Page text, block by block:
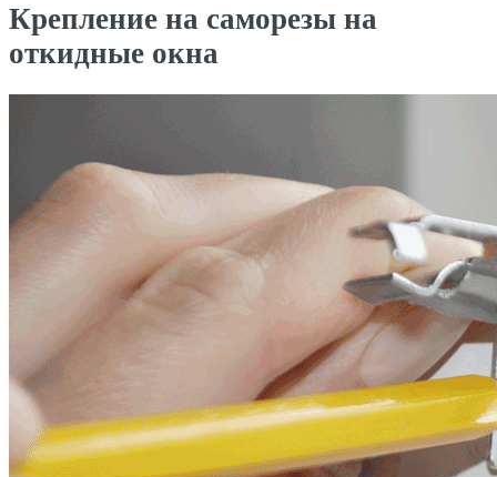
Крепление на саморезы на
откидные окна